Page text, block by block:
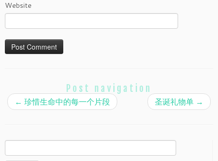
Website
Post navigation
← 珍惜生命中的每一个片段 圣诞礼物单 →
for: